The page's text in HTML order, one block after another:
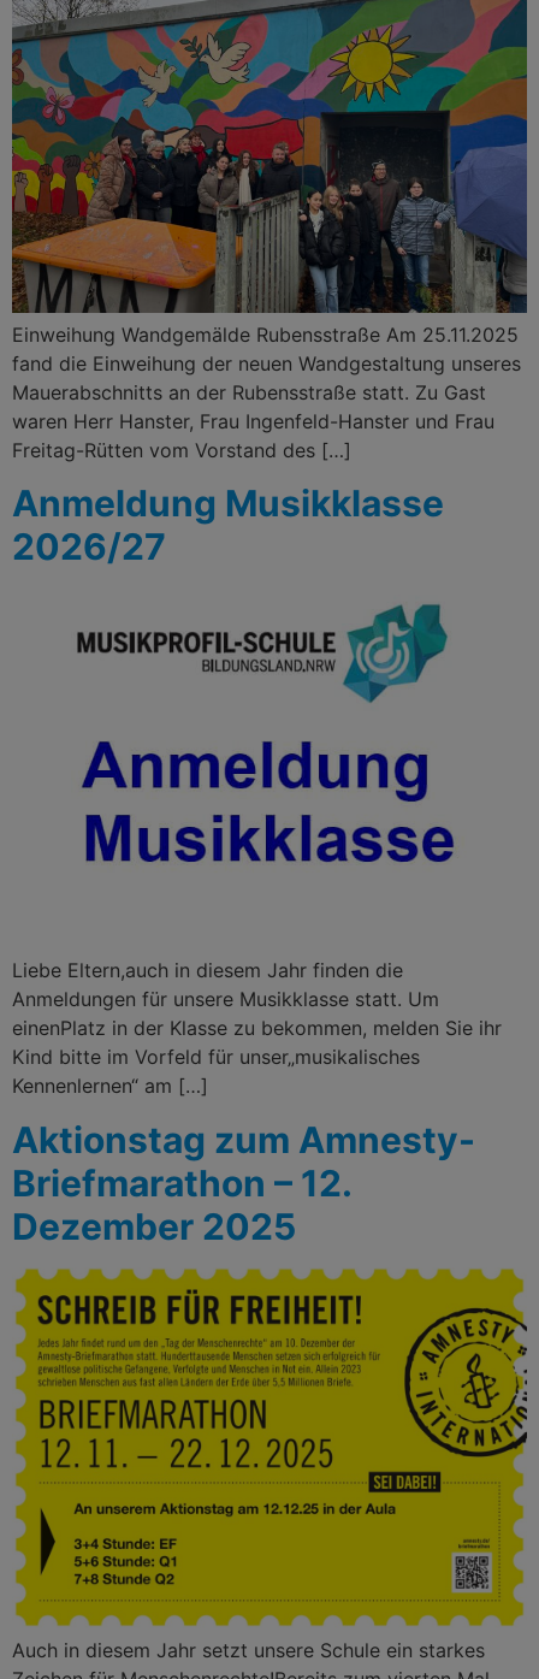
Einweihung Wandgemälde Rubensstraße Am 25.11.2025
fand die Einweihung der neuen Wandgestaltung unseres
Mauerabschnitts an der Rubensstraße statt. Zu Gast
waren Herr Hanster, Frau Ingenfeld-Hanster und Frau
Freitag-Rütten vom Vorstand des […]
Anmeldung Musikklasse
2026/27
Liebe Eltern,auch in diesem Jahr finden die
Anmeldungen für unsere Musikklasse statt. Um
einenPlatz in der Klasse zu bekommen, melden Sie ihr
Kind bitte im Vorfeld für unser„musikalisches
Kennenlernen“ am […]
Aktionstag zum Amnesty-
Briefmarathon – 12.
Dezember 2025
Auch in diesem Jahr setzt unsere Schule ein starkes